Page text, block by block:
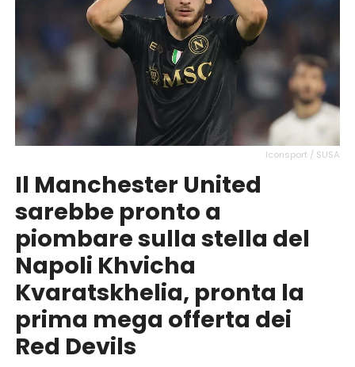
Iconsport / SUSA
Il Manchester United
sarebbe pronto a
piombare sulla stella del
Napoli Khvicha
Kvaratskhelia, pronta la
prima mega offerta dei
Red Devils